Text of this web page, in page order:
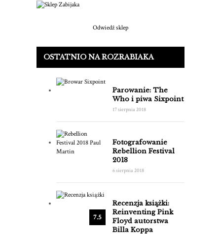
Odwiedź sklep
OSTATNIO NA ROZRABIAKA
Parowanie: The
Who i piwa Sixpoint
17 sierpnia 2018
Fotografowanie
Rebellion Festival
2018
6 sierpnia 2018
7.5
Recenzja książki:
Reinventing Pink
Floyd autorstwa
Billa Koppa